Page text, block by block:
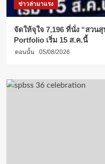
ข่าวล่ามาแรง
จัดให้จุใจ 7,196 ที่นั่ง “สวน
Portfolio เริ่ม 15 ส.ค.นี้
ตอนนั้น 05/08/2026